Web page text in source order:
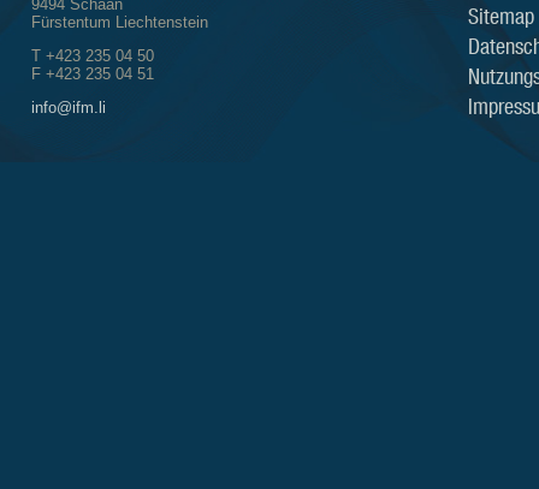
9494 Schaan
Fürstentum Liechtenstein
T +423 235 04 50
F +423 235 04 51
info@ifm.li
Sitemap